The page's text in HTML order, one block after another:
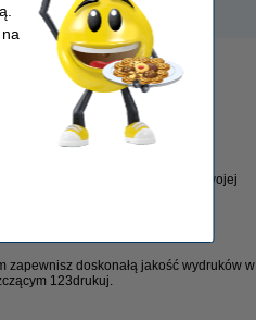
wkładów marki 123drukuj do Twojej
niż gdybyś kupował je osobno!
zapewnisz doskonałą jakość wydruków w
123drukuj.